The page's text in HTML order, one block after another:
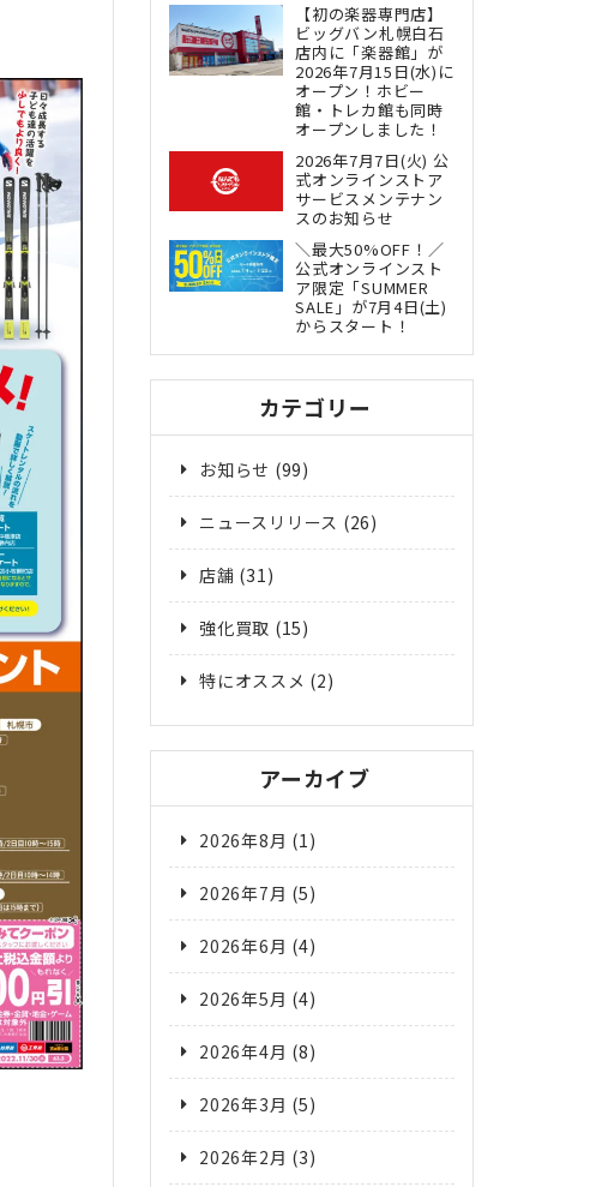
【初の楽器専門店】
ビッグバン札幌白石
店内に「楽器館」が
2026年7月15日(水)に
オープン！ホビー
館・トレカ館も同時
オープンしました！
2026年7月7日(火) 公
式オンラインストア
サービスメンテナン
スのお知らせ
＼最大50%OFF！／
公式オンラインスト
ア限定「SUMMER
SALE」が7月4日(土)
からスタート！
カテゴリー
お知らせ (99)
ニュースリリース (26)
店舗 (31)
強化買取 (15)
特にオススメ (2)
アーカイブ
2026年8月 (1)
2026年7月 (5)
2026年6月 (4)
2026年5月 (4)
2026年4月 (8)
2026年3月 (5)
2026年2月 (3)